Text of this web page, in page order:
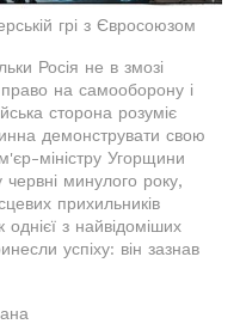
грі з Євросоюзом
Росія не в змозі
на самооборону і
сторона розуміє
демонструвати свою
міністру Угорщини
минулого року,
прихильників
з найвідоміших
успіху: він зазнав